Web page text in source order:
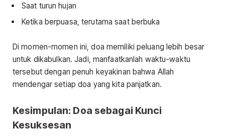
Saat turun hujan
Ketika berpuasa, terutama saat berbuka
Di momen-momen ini, doa memiliki peluang lebih besar
untuk dikabulkan. Jadi, manfaatkanlah waktu-waktu
tersebut dengan penuh keyakinan bahwa Allah
mendengar setiap doa yang kita panjatkan.
Kesimpulan: Doa sebagai Kunci
Kesuksesan